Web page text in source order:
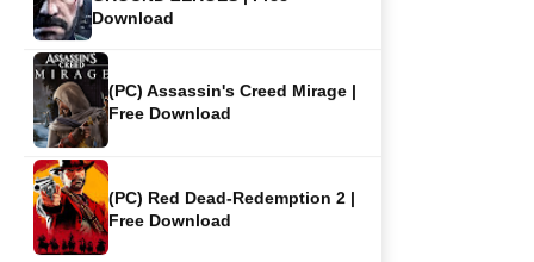
Free Download
(PC) Red Dead-Redemption 2 |
Free Download
(PC) ฟรี Resident Evil 4 | Free
Download